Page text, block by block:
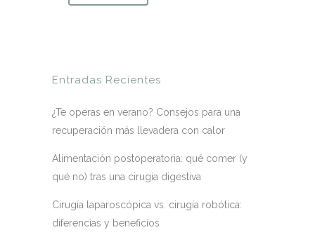
Entradas Recientes
¿Te operas en verano? Consejos para una
recuperación más llevadera con calor
Alimentación postoperatoria: qué comer (y
qué no) tras una cirugía digestiva
Cirugía laparoscópica vs. cirugía robótica:
diferencias y beneficios